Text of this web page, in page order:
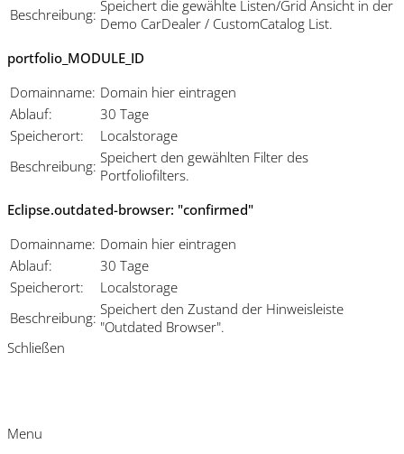
Beschreibung: Speichert die gewählte Listen/Grid Ansicht in der
Demo CarDealer / CustomCatalog List.
portfolio_MODULE_ID
Domainname: Domain hier eintragen
Ablauf:
30 Tage
Speicherort:
Localstorage
Beschreibung: Speichert den gewählten Filter des
Portfoliofilters.
Eclipse.outdated-browser: "confirmed"
Domainname: Domain hier eintragen
Ablauf:
30 Tage
Speicherort:
Localstorage
Beschreibung: Speichert den Zustand der Hinweisleiste
"Outdated Browser".
Schließen
Menu